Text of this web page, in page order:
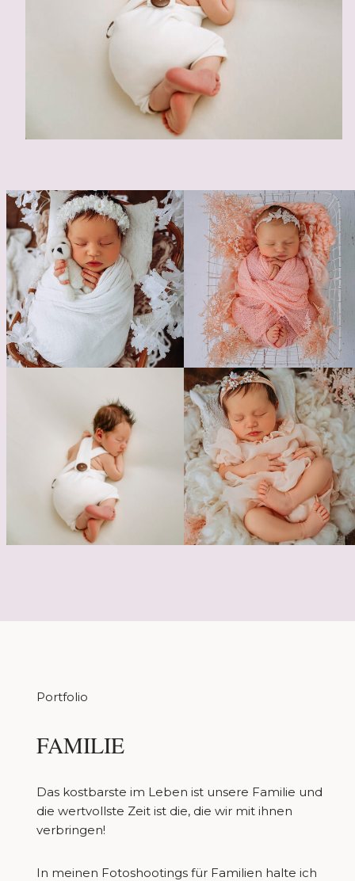
Portfolio
FAMILIE
Das kostbarste im Leben ist unsere Familie und
die wertvollste Zeit ist die, die wir mit ihnen
verbringen!
In meinen Fotoshootings für Familien halte ich